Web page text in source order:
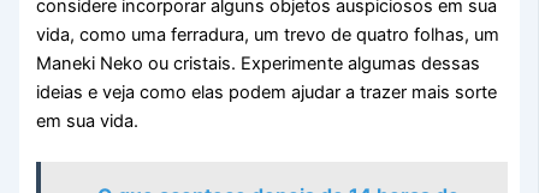
considere incorporar alguns objetos auspiciosos em sua
vida, como uma ferradura, um trevo de quatro folhas, um
Maneki Neko ou cristais. Experimente algumas dessas
ideias e veja como elas podem ajudar a trazer mais sorte
em sua vida.